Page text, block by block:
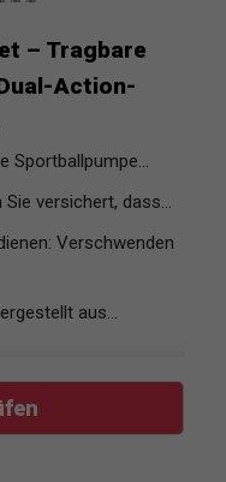
– Tragbare
Action-
Sportballpumpe...
versichert, dass...
Verschwenden
aus...